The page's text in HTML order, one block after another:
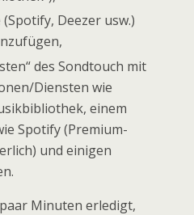
Deezer usw.)
des Sondtouch mit
Diensten wie
einem
Spotify (Premium-
und einigen
Minuten erledigt,